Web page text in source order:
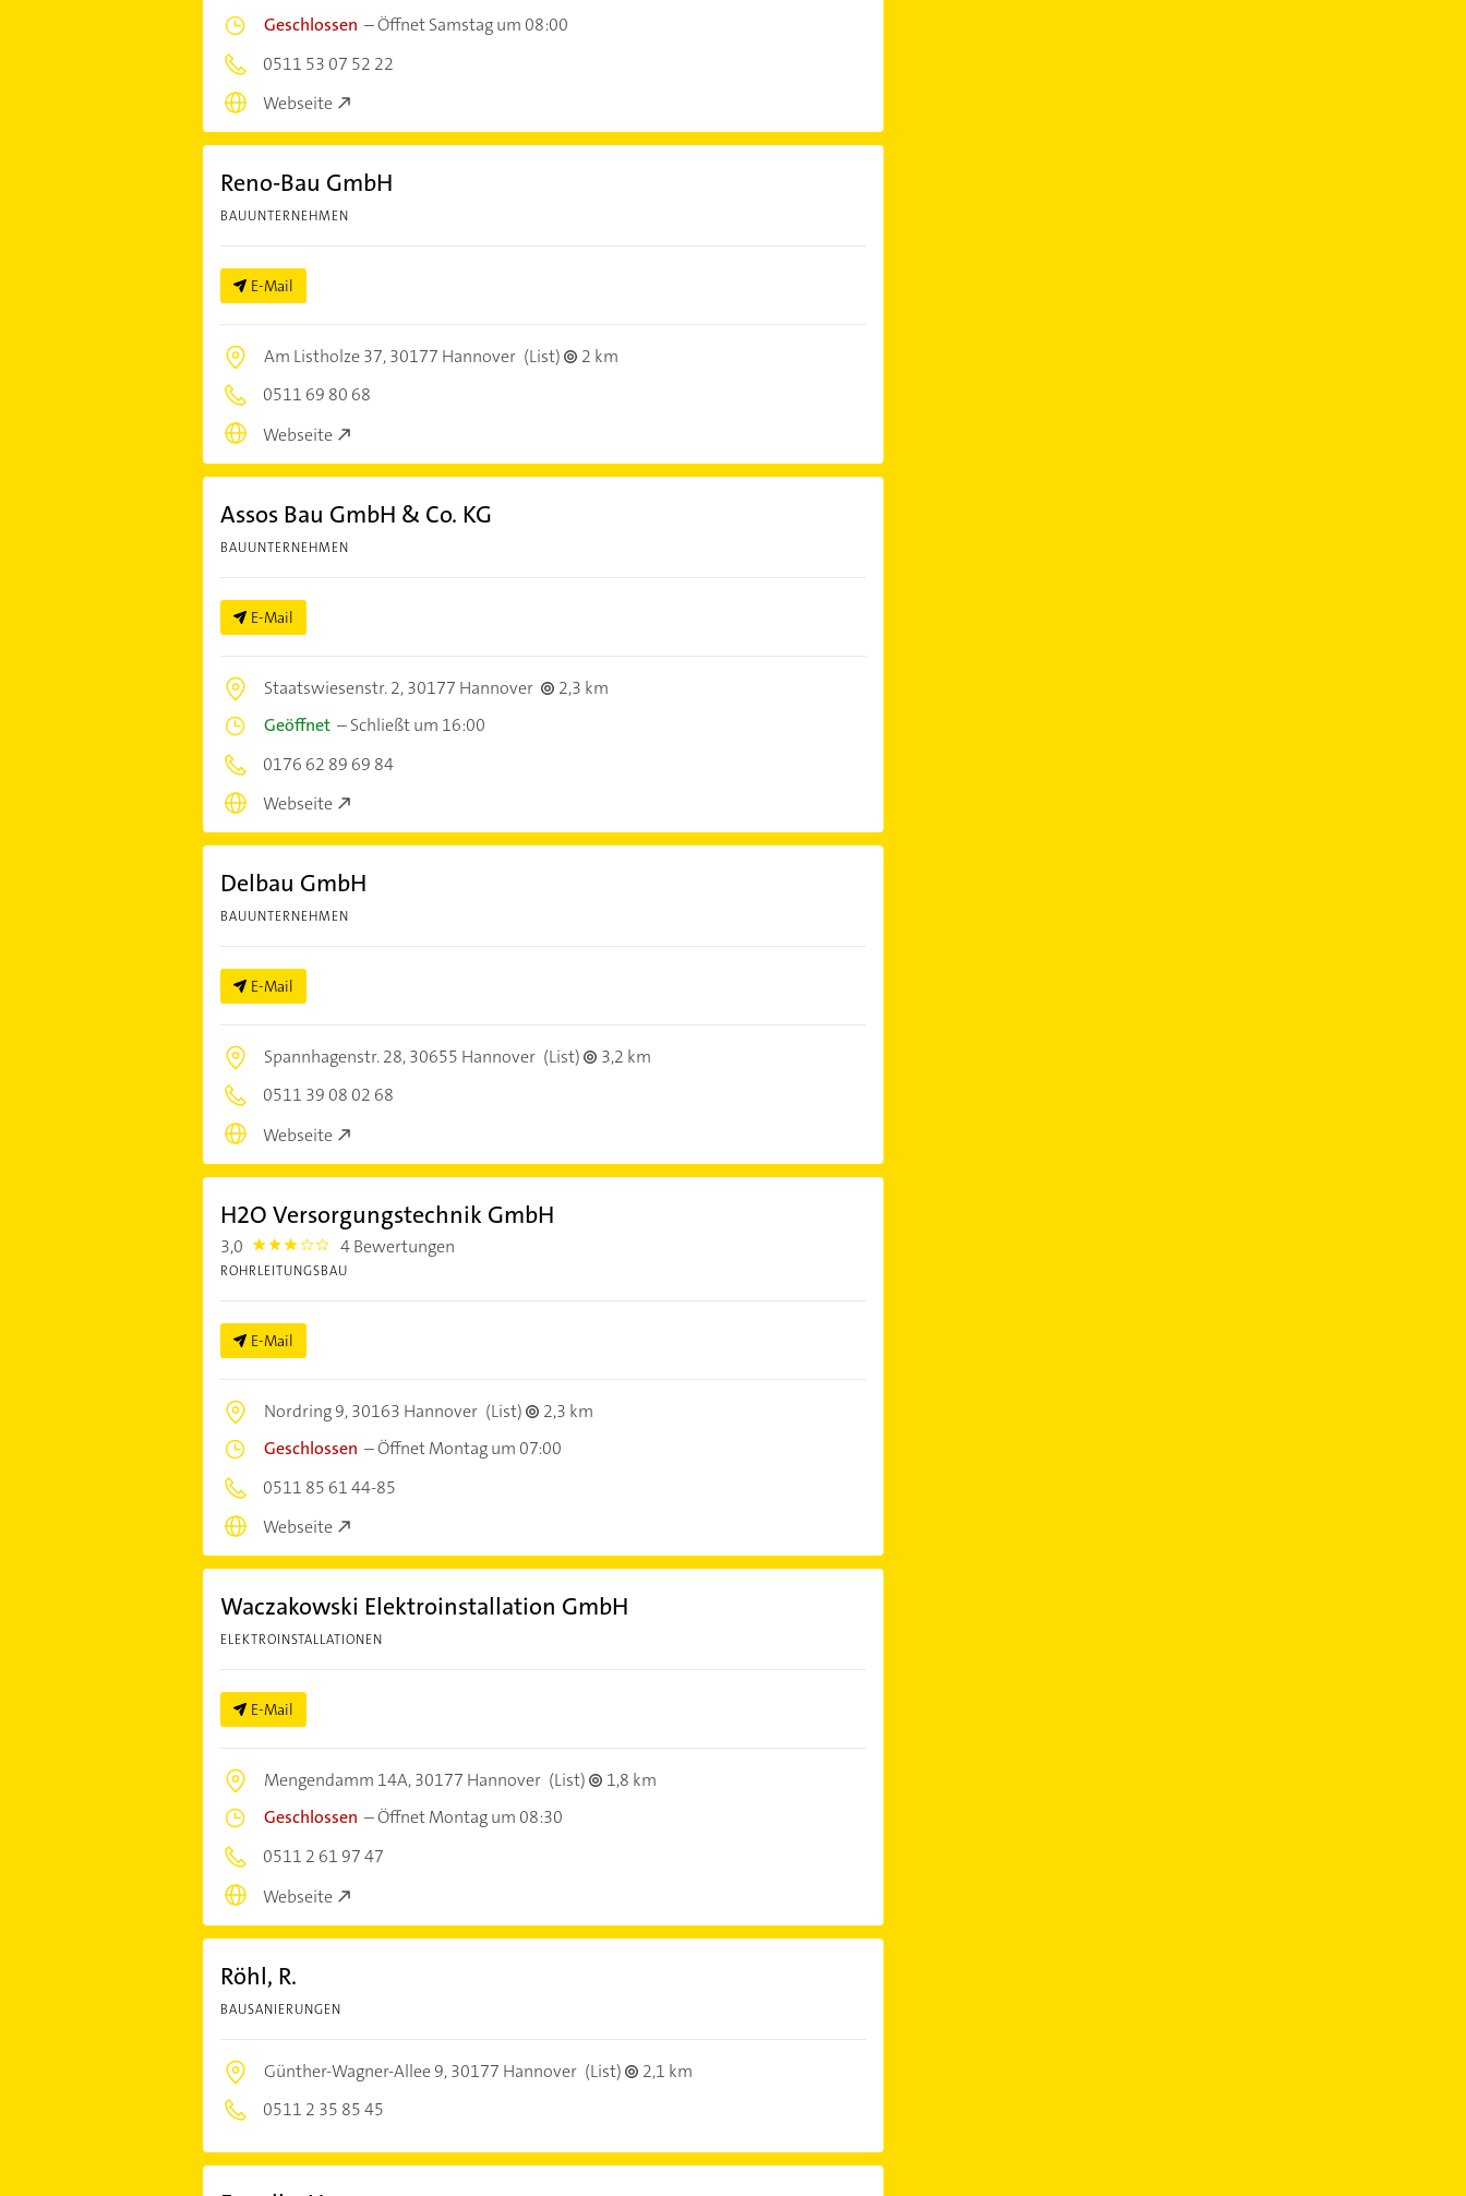
Geschlossen –Öffnet Samstag um 08:00
0511 53 07 52 22
Webseite
Reno-Bau GmbH
BAUUNTERNEHMEN
E-Mail
Am Listholze 37,30177 Hannover (List)
2 km
0511 69 80 68
Webseite
Assos Bau GmbH & Co. KG
BAUUNTERNEHMEN
E-Mail
Staatswiesenstr. 2,30177 Hannover
2,3 km
Geöffnet–Schließt um 16:00
0176 62 89 69 84
Webseite
Delbau GmbH
BAUUNTERNEHMEN
E-Mail
Spannhagenstr. 28,30655 Hannover (List)
3,2 km
0511 39 08 02 68
Webseite
H2O Versorgungstechnik GmbH
3,0 3.0 4 Bewertungen
ROHRLEITUNGSBAU
E-Mail
Nordring 9,30163 Hannover (List)
2,3 km
Geschlossen –Öffnet Montag um 07:00
0511 85 61 44-85
Webseite
Waczakowski Elektroinstallation GmbH
ELEKTROINSTALLATIONEN
E-Mail
Mengendamm 14A,30177 Hannover (List)
1,8 km
Geschlossen –Öffnet Montag um 08:30
0511 2 61 97 47
Webseite
Röhl, R.
BAUSANIERUNGEN
Günther-Wagner-Allee 9,30177 Hannover (List)
2,1 km
0511 2 35 85 45